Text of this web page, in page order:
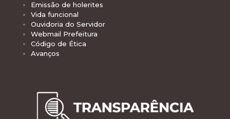
Emissão de holerites
Vida funcional
Ouvidoria do Servidor
Webmail Prefeitura
Código de Ética
Avanços